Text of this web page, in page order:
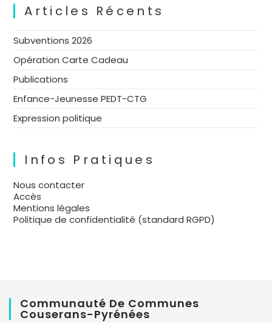
Articles Récents
Subventions 2026
Opération Carte Cadeau
Publications
Enfance-Jeunesse PEDT-CTG
Expression politique
Infos Pratiques
Nous contacter
Accès
Mentions légales
Politique de confidentialité (standard RGPD)
Communauté De Communes
Couserans-Pyrénées